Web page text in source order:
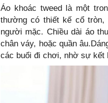
Áo khoác tweed là một
thường có thiết kế cổ tròn,
người mặc. Chiều dài áo
chân váy, hoặc quần
các buổi đi chơi, nhờ sự kết